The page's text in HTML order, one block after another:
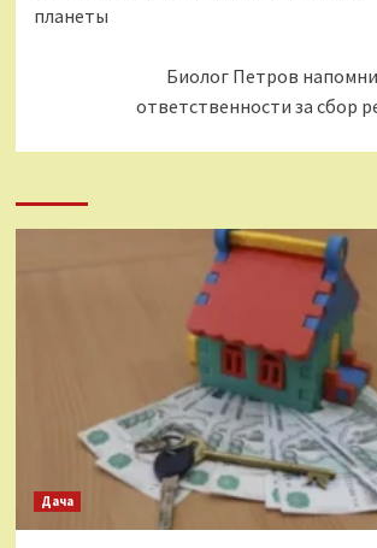
планеты
Биолог Петров
ответственности за сбор
Дача